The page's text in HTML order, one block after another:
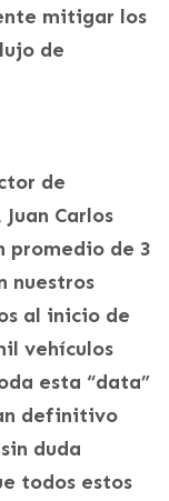
mitigar los
de
de
Carlos
promedio de 3
nuestros
al inicio de
vehículos
esta “data”
definitivo
duda
todos estos